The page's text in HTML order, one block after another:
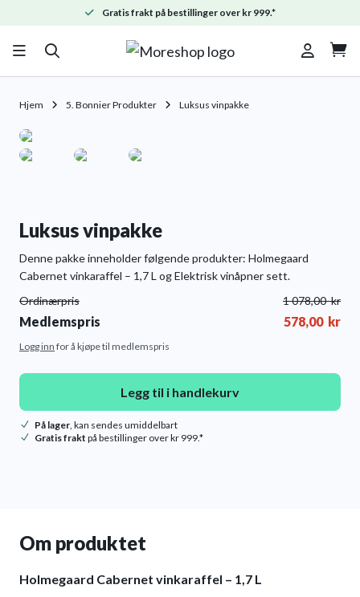
Gratis frakt på bestillinger over kr 999.*

Hjem 5. Bonnier Produkter Luksus vinpakke
Luksus vinpakke
Denne pakke inneholder følgende produkter: Holmegaard
Cabernet vinkaraffel – 1,7 L og Elektrisk vinåpner sett.
Ordinærpris
1 078,00kr
Medlemspris 578,00 kr
Logg inn for å kjøpe til medlemspris
Legg til i handlekurv
På lager, kan sendes umiddelbart
Gratis frakt på bestillinger over kr 999.*
Om produktet
Holmegaard Cabernet vinkaraffel – 1,7 L